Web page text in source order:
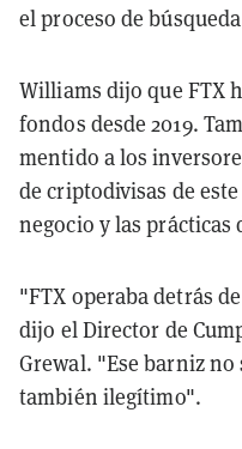
el proceso de
Williams dijo que FTX
fondos desde 2019.
mentido a los
de criptodivisas de
negocio y las prácticas
"FTX operaba detrás
dijo el Director de
Grewal. "Ese barniz
también ilegítimo".